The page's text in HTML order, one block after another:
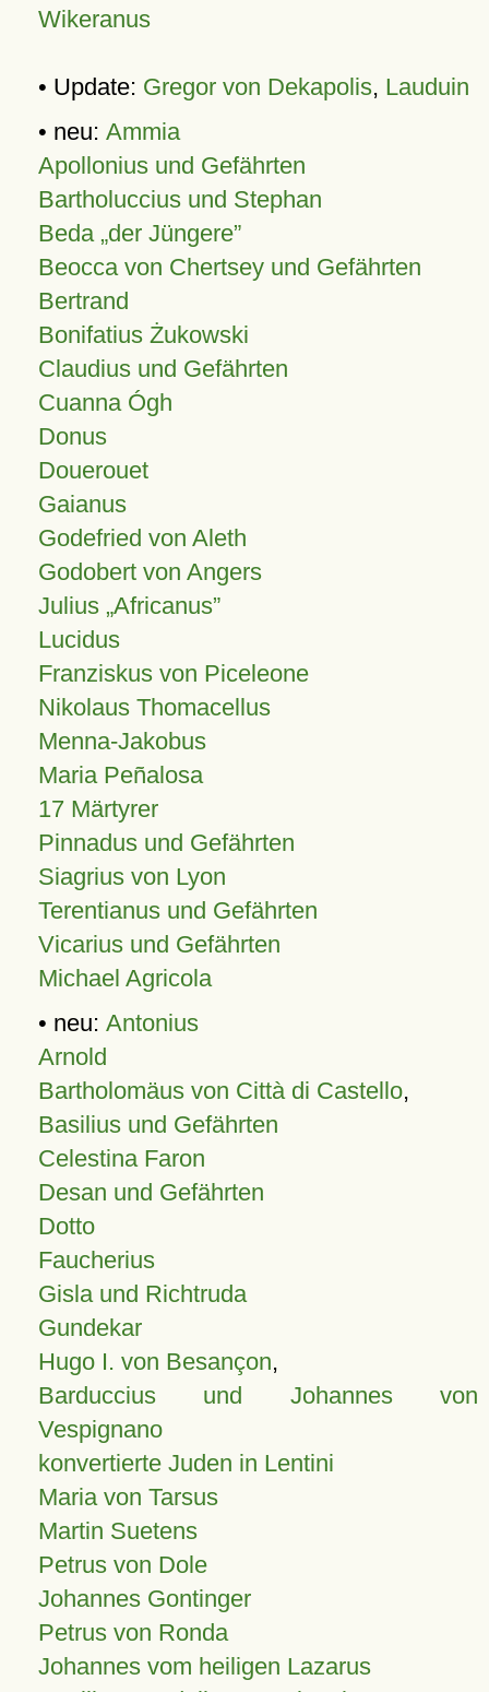
Wikeranus
• Update: Gregor von Dekapolis, Lauduin
• neu: Ammia
Apollonius und Gefährten
Bartholuccius und Stephan
Beda „der Jüngere”
Beocca von Chertsey und Gefährten
Bertrand
Bonifatius Żukowski
Claudius und Gefährten
Cuanna Ógh
Donus
Douerouet
Gaianus
Godefried von Aleth
Godobert von Angers
Julius Africanus
Lucidus
Franziskus von Piceleone
Nikolaus Thomacellus
Menna-Jakobus
Maria Peñalosa
17 Märtyrer
Pinnadus und Gefährten
Siagrius von Lyon
Terentianus und Gefährten
Vicarius und Gefährten
Michael Agricola
• neu: Antonius
Arnold
Bartholomäus von Città di Castello,
Basilius und Gefährten
Celestina Faron
Desan und Gefährten
Dotto
Faucherius
Gisla und Richtruda
Gundekar
Hugo I. von Besançon,
Barduccius und Johannes von
Vespignano
konvertierte Juden in Lentini
Maria von Tarsus
Martin Suetens
Petrus von Dole
Johannes Gontinger
Petrus von Ronda
Johannes vom heiligen Lazarus